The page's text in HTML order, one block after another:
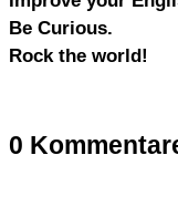
Be Curious.
Rock the world!
0